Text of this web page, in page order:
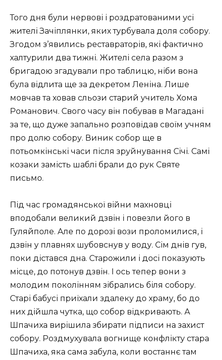
Того дня були нервові і роздратованими усі
жителі Зачіплянки, яких турбувала доля собору.
Згодом з’явились реставраторів, які фактично
халтурили два тижні. Жителі села разом з
бригадою згадували про таблицю, ніби вона
була відлита ще за декретом Леніна. Лише
мовчав та ховав сльози старий учитель Хома
Романович. Свого часу він побував в Магадані
за те, що дуже запально розповідав своїм учням
про долю собору. Виник собор ще в
потьомкінські часи після зруйнування Січі. Самі
козаки замість шаблі брали до рук Святе
письмо.
Під час громадянської війни махновці
вподобали великий дзвін і повезли його в
Гуляйполе. Але по дорозі вози проломилися, і
дзвін у плавнях шубовснув у воду. Сім днів гув,
поки дістався дна. Старожили і досі показують
місце, до потонув дзвін. І ось тепер вони з
молодим поколінням зібрались біля собору.
Старі бабусі приїхали здалеку до храму, бо до
них дійшла чутка, що собор відкривають. А
Шпачиха вирішила збирати підписи на захист
собору. Роздмухувала вогнище конфлікту стара
Шпачиха, яка сама забула, коли востаннє там